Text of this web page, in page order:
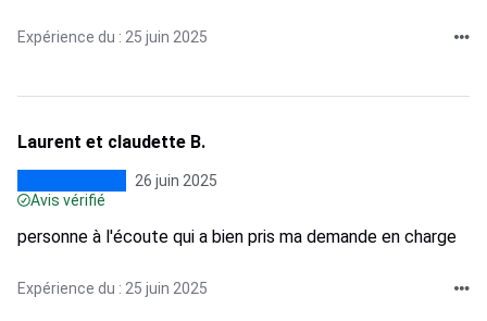
Expérience du : 25 juin 2025
Laurent et claudette B.
26 juin 2025
Avis vérifié
personne à l'écoute qui a bien pris ma demande en charge
Expérience du : 25 juin 2025